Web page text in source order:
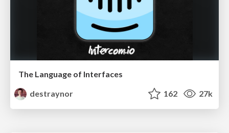
The Language of Interfaces
destraynor
162 27k